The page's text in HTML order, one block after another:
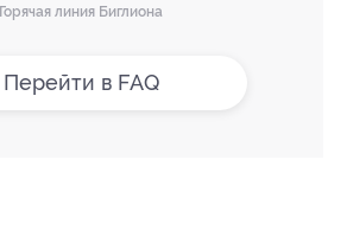
Горячая линия Биглиона
Перейти в FAQ